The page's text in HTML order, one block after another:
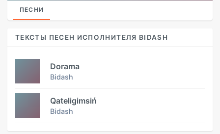
ПЕСНИ
ТЕКСТЫ ПЕСЕН ИСПОЛНИТЕЛЯ BIDASH
Dorama
Bidash
Qateligimsiń
Bidash